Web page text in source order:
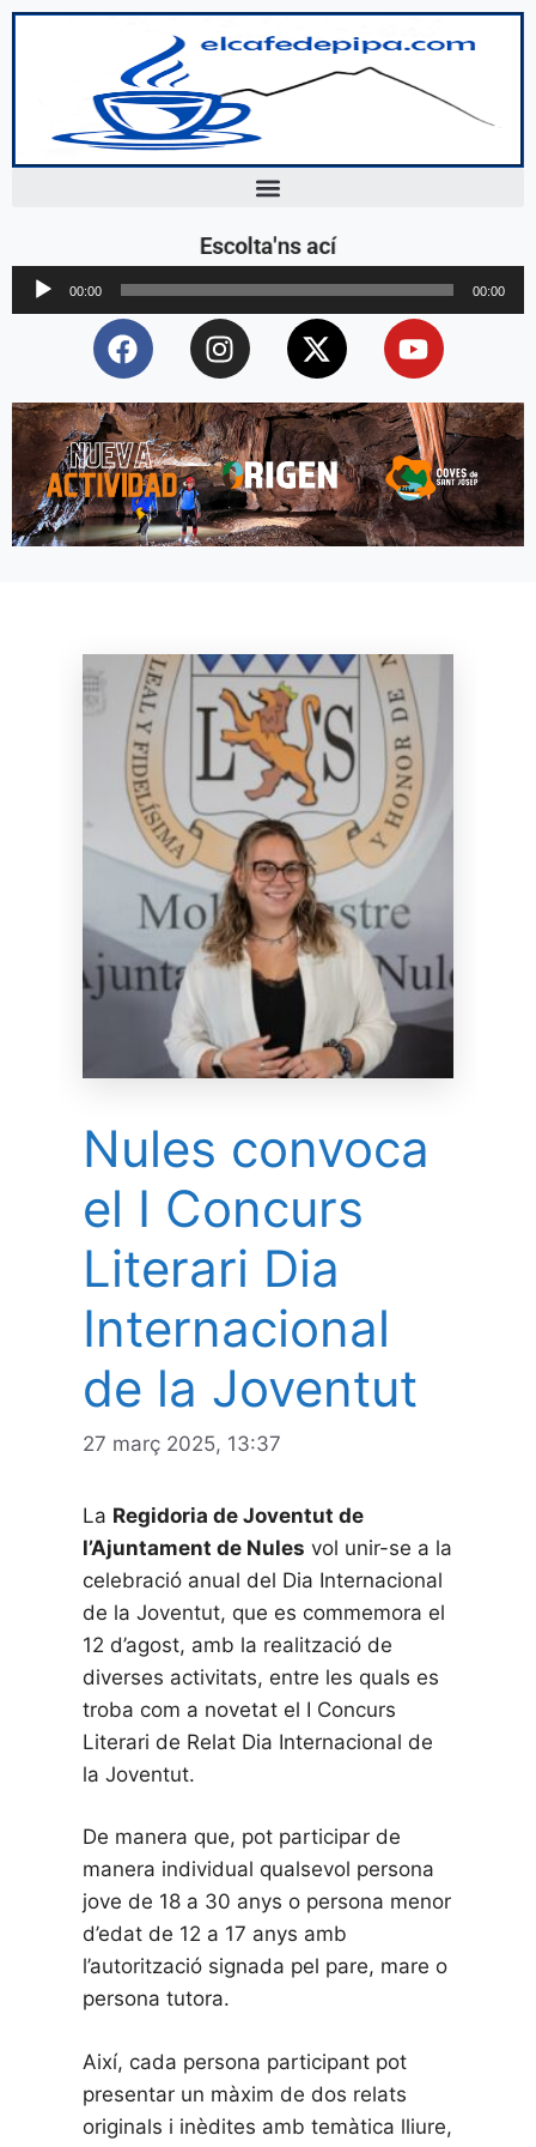
Escolta'ns ací
Reproductor
d'àudio
00:00 00:00
Nules convoca
el I Concurs
Literari Dia
Internacional
de la Joventut
27 març 2025, 13:37
La Regidoria de Joventut de
l’Ajuntament de Nules vol unir-se a la
celebració anual del Dia Internacional
de la Joventut, que es commemora el
12 d’agost, amb la realització de
diverses activitats, entre les quals es
troba com a novetat el I Concurs
Literari de Relat Dia Internacional de
la Joventut.
De manera que, pot participar de
manera individual qualsevol persona
jove de 18 a 30 anys o persona menor
d’edat de 12 a 17 anys amb
l’autorització signada pel pare, mare o
persona tutora.
Així, cada persona participant pot
presentar un màxim de dos relats
originals i inèdites amb temàtica lliure,